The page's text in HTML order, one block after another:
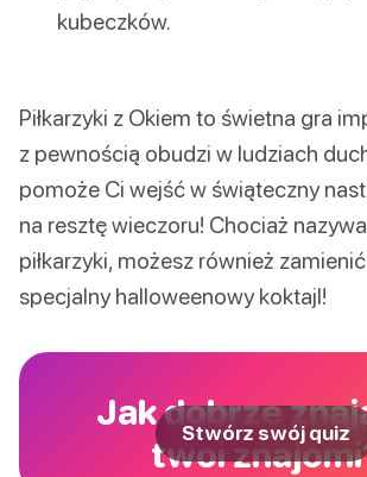
kubeczków.
Piłkarzyki z Okiem to świetna gra
z pewnością obudzi w ludziach
pomoże Ci wejść w świąteczny
na resztę wieczoru! Chociaż
piłkarzyki, możesz również
specjalny halloweenowy koktajl!
Jak dobrze
twoi
Stwórz swój quiz